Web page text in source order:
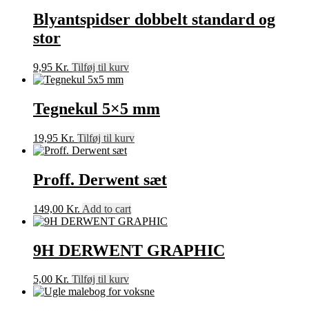
19,95 Kr..
er:
9,95 Kr..
Blyantspidser dobbelt standard og
stor
9,95 Kr. Tilføj til kurv
Tegnekul 5×5 mm
19,95 Kr. Tilføj til kurv
Proff. Derwent sæt
149,00 Kr. Add to cart
9H DERWENT GRAPHIC
5,00 Kr. Tilføj til kurv